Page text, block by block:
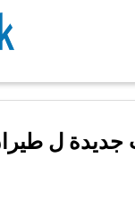
جديدة ل